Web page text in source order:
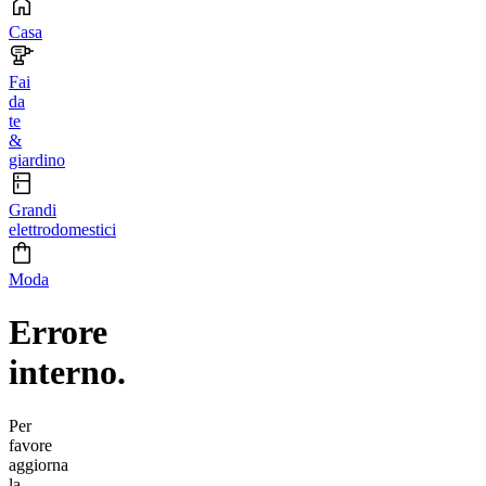
Casa
Fai
da
te
&
giardino
Grandi
elettrodomestici
Moda
Errore
interno.
Per
favore
aggiorna